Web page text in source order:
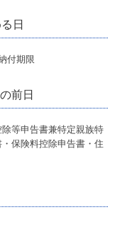
日
付期限
前日
等申告書兼特定親族特
保険料控除申告書・住